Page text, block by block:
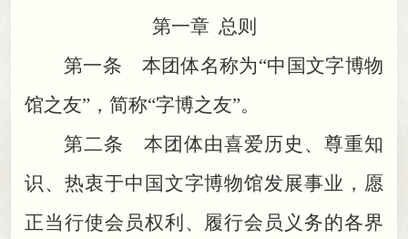
第一章 总则
第一条 本团体名称为“中国文字博物
馆之友” ， 简称“字博之友”。
第二条 本团体由喜爱历史、尊重知
识、热衷于中国文字博物馆发展事业 ， 愿
正当行使会员权利、履行会员义务的各界